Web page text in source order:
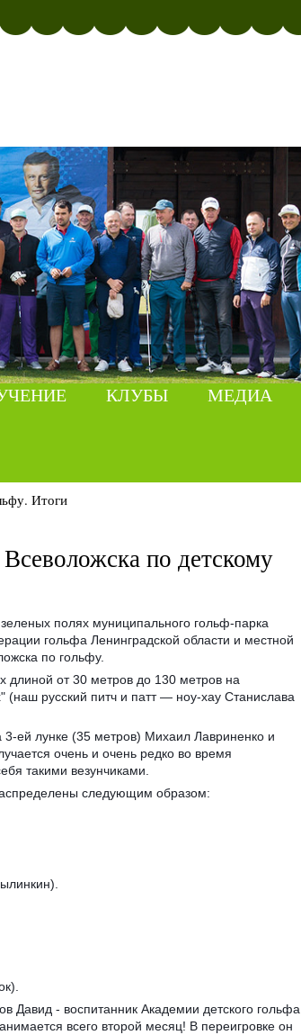
КЛУБЫ МЕДИА
Итоги
по детскому
полях муниципального гольф-парка
гольфа Ленинградской области и местной
по гольфу.
длиной от 30 метров до 130 метров на
(наш русский питч и патт — ноу-хау Станислава
ей лунке (35 метров) Михаил Лавриненко и
очень и очень редко во время
такими везунчиками.
следующим образом:
Давид - воспитанник Академии детского гольфа
всего второй месяц! В переигровке он